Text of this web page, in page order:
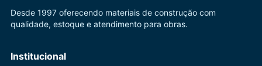
Desde 1997 oferecendo materiais de construção com
qualidade, estoque e atendimento para obras.
Institucional